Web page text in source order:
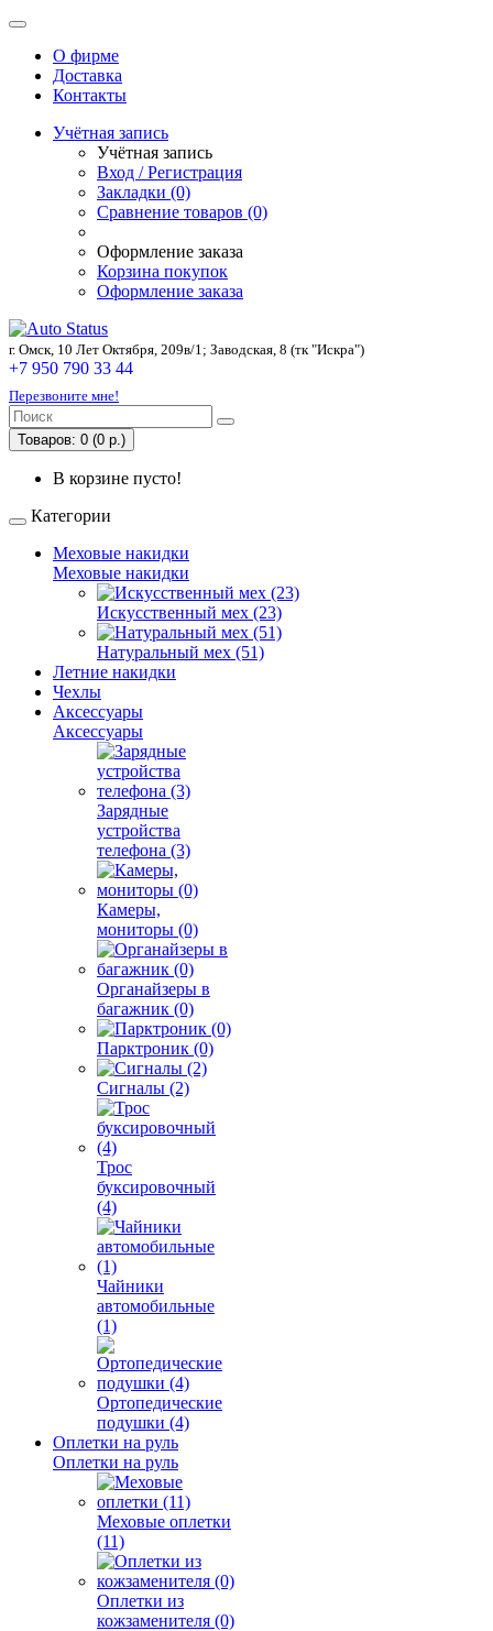
О фирме
Доставка
Контакты
Учётная запись
Учётная запись
Вход / Регистрация
Закладки (0)
Сравнение товаров (0)
Оформление заказа
Корзина покупок
Оформление заказа
г. Омск, 10 Лет Октября, 209в/1; Заводская, 8 (тк "Искра")
+7 950 790 33 44
Перезвоните мне!
Товаров: 0 (0 р.)
В корзине пусто!
Категории
Меховые накидки
Меховые накидки
Искусственный мех (23)
Натуральный мех (51)
Летние накидки
Чехлы
Аксессуары
Аксессуары
Зарядные
устройства
телефона (3)
Камеры,
мониторы (0)
Органайзеры в
багажник (0)
Парктроник (0)
Сигналы (2)
Трос
буксировочный
(4)
Чайники
автомобильные
(1)
Ортопедические
подушки (4)
Оплетки на руль
Оплетки на руль
Меховые оплетки
(11)
Оплетки из
кожзаменителя (0)